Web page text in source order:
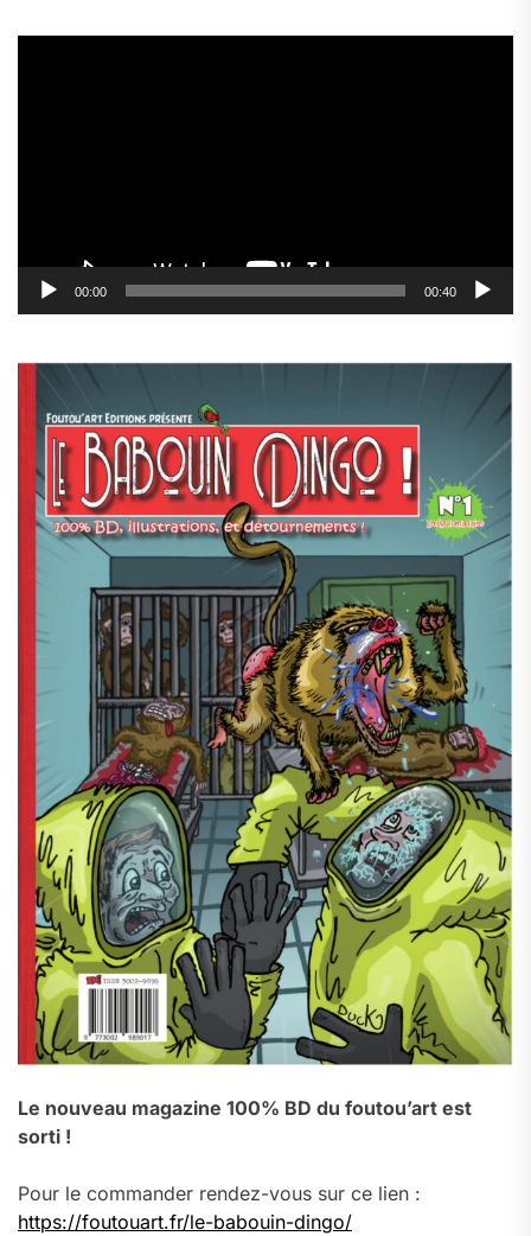
00:00 00:40
Le nouveau magazine 100% BD du foutou’art est
sorti !
Pour le commander rendez-vous sur ce lien :
https://foutouart.fr/le-babouin-dingo/